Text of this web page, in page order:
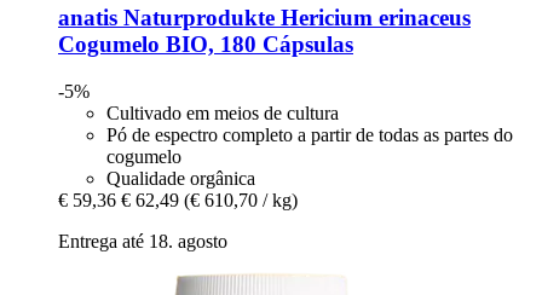
anatis Naturprodukte Hericium erinaceus
Cogumelo BIO, 180 Cápsulas
-5%
Cultivado em meios de cultura
Pó de espectro completo a partir de todas as partes do
cogumelo
Qualidade orgânica
€ 59,36 € 62,49 (€ 610,70 / kg)
Entrega até 18. agosto